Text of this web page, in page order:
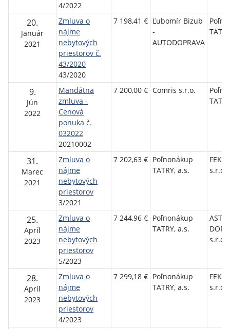
4/2022
20.
Január
2021
Zmluva o
nájme
nebytových
priestorov č.
43/2020
43/2020
7 198,41 € Ľubomír Bizub
-
AUTODOPRAVA
9.
Jún
2022
Mandátna
zmluva -
Cenová
ponuka č.
032022
20210002
7 200,00 € Comris s.r.o.
31.
Marec
2021
Zmluva o
nájme
nebytových
priestorov
3/2021
7 202,63 € Poľnonákup
TATRY, a.s.
s.r.o.
25.
Apríl
2023
Zmluva o
nájme
nebytových
priestorov
5/2023
7 244,96 € Poľnonákup
TATRY, a.s.
s.r.o.
28.
Apríl
2023
Zmluva o
nájme
nebytových
priestorov
4/2023
7 299,18 € Poľnonákup
TATRY, a.s.
s.r.o.